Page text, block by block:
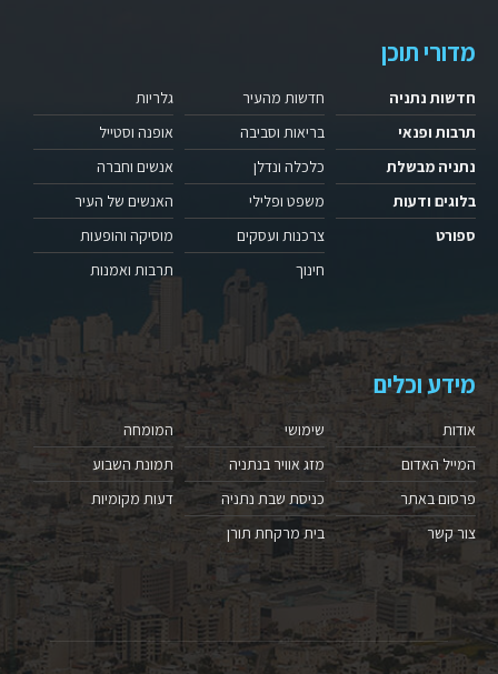
מדורי תוכן
חדשות נתניה
תרבות ופנאי
נתניה מבשלת
בלוגים ודעות
ספורט
חדשות מהעיר
בריאות וסביבה
כלכלה ונדלן
משפט ופלילי
צרכנות ועסקים
חינוך
גלריות
אופנה וסטייל
אנשים וחברה
האנשים של העיר
מוסיקה והופעות
תרבות ואמנות
מידע וכלים
אודות
המייל האדום
פרסום באתר
צור קשר
שימושי
מזג אוויר בנתניה
כניסת שבת נתניה
בית מרקחת תורן
המומחה
תמונת השבוע
דעות מקומיות